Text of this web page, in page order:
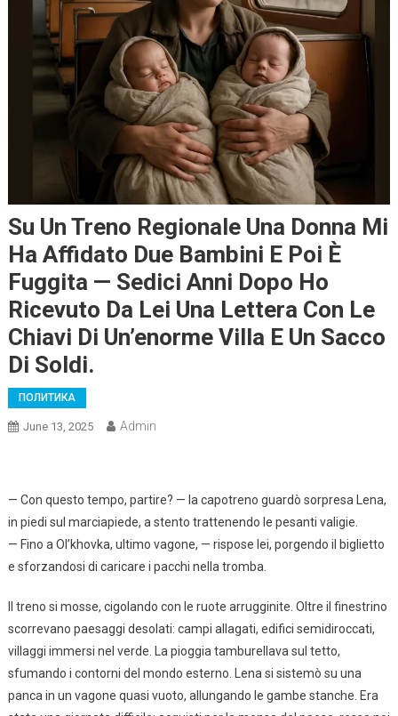
Su Un Treno Regionale Una Donna Mi
Ha Affidato Due Bambini E Poi È
Fuggita — Sedici Anni Dopo Ho
Ricevuto Da Lei Una Lettera Con Le
Chiavi Di Un’enorme Villa E Un Sacco
Di Soldi.
ПОЛИТИКА
June 13, 2025 Admin
— Con questo tempo, partire? — la capotreno guardò sorpresa Lena,
in piedi sul marciapiede, a stento trattenendo le pesanti valigie.
— Fino a Ol’khovka, ultimo vagone, — rispose lei, porgendo il biglietto
e sforzandosi di caricare i pacchi nella tromba.
Il treno si mosse, cigolando con le ruote arrugginite. Oltre il finestrino
scorrevano paesaggi desolati: campi allagati, edifici semidiroccati,
villaggi immersi nel verde. La pioggia tamburellava sul tetto,
sfumando i contorni del mondo esterno. Lena si sistemò su una
panca in un vagone quasi vuoto, allungando le gambe stanche. Era